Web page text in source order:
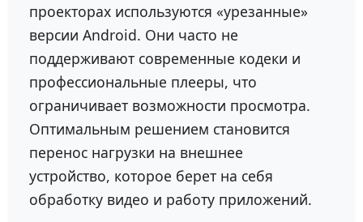
проекторах используются «урезанные»
версии Android. Они часто не
поддерживают современные кодеки и
профессиональные плееры, что
ограничивает возможности просмотра.
Оптимальным решением становится
перенос нагрузки на внешнее
устройство, которое берет на себя
обработку видео и работу приложений.